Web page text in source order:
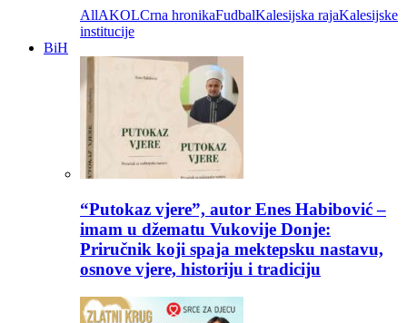
AllAKOLCrna hronikaFudbalKalesijska rajaKalesijske
institucije
BiH
“Putokaz vjere”, autor Enes Habibović –
imam u džematu Vukovije Donje:
Priručnik koji spaja mektepsku nastavu,
osnove vjere, historiju i tradiciju